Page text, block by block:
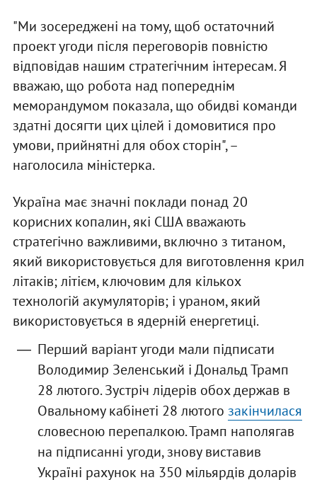
"Ми зосереджені на тому, щоб остаточний
проект угоди після переговорів повністю
відповідав нашим стратегічним інтересам. Я
вважаю, що робота над попереднім
меморандумом показала, що обидві команди
здатні досягти цих цілей і домовитися про
умови, прийнятні для обох сторін", –
наголосила міністерка.
Україна має значні поклади понад 20
корисних копалин, які США вважають
стратегічно важливими, включно з титаном,
який використовується для виготовлення крил
літаків; літієм, ключовим для кількох
технологій акумуляторів; і ураном, який
використовується в ядерній енергетиці.
Перший варіант угоди мали підписати
Володимир Зеленський і Дональд Трамп
28 лютого. Зустріч лідерів обох держав в
Овальному кабінеті 28 лютого закінчилася
словесною перепалкою. Трамп наполягав
на підписанні угоди, знову виставив
Україні рахунок на 350 мільярдів доларів